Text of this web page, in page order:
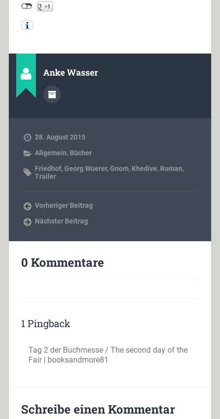
Anke Wasser
28. August 2015
Allgemein, Bücher
Friedhof,Georg Woerer,Gnom, Khedive, Roman,
Trailer
Vorheriger Beitrag
Nächster Beitrag
0 Kommentare
1 Pingback
Tag 2 der Buchmesse / The second day of the
Fair | booksandmore81
Schreibe einen Kommentar